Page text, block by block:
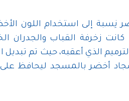
نِسبة إلى استخدام اللون
زخرفة القباب والجدران
الأخضر حتى حدوث زلزال بورصة الكبير عام 1855م والترميم الذي أعقبه، حيث
أخضر بالمسجد ليحافظ على